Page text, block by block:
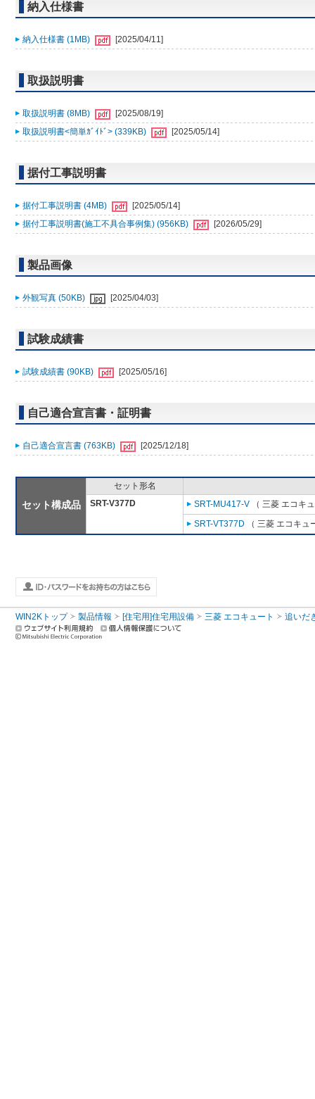
納入仕様書
納入仕様書 (1MB) [2025/04/11]
取扱説明書
取扱説明書 (8MB)
[2025/08/19]
取扱説明書<簡単ｶﾞｲﾄﾞ> (339KB)
[2025/05/14]
据付工事説明書
据付工事説明書 (4MB)
[2025/05/14]
据付工事説明書(施工不具合事例集) (956KB)
[2026/05/29]
製品画像
外観写真 (50KB) [2025/04/03]
試験成績書
試験成績書 (90KB) [2025/05/16]
自己適合宣言書・証明書
自己適合宣言書 (763KB) [2025/12/18]
セット構成品
セット形名
SRT-V377D
SRT-MU417-V （ 三菱 エコキ
SRT-VT377D （ 三菱 エコキュ
WIN2Kトップ 製品情報 [住宅用]住宅用設備 三菱 エコキュート 追いだ